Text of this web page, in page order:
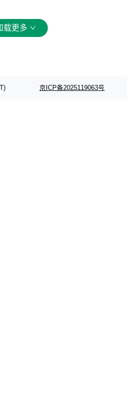
GIF 图像转换为
：添加一个按
能、跨平台五个
人印象深刻的一
macOS 上构建
"两年前就发现了，
载更多
京ICP备2025119063号